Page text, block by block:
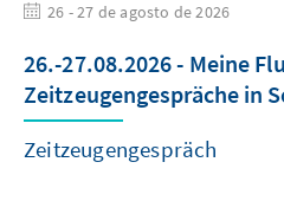
26 - 27 de agosto de 2026
26.-27.08.2026 - Meine
Zeitzeugengespräche in
Zeitzeugengespräch